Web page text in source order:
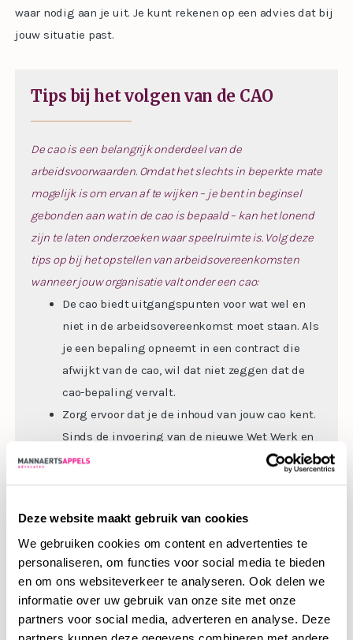
Deze website maakt gebruik van cookies
We gebruiken cookies om content en advertenties te
personaliseren, om functies voor social media te bieden
en om ons websiteverkeer te analyseren. Ook delen we
informatie over uw gebruik van onze site met onze
partners voor social media, adverteren en analyse. Deze
waar nodig aan je uit. Je kunt rekenen op een advies dat bij
jouw situatie past.
Tips bij het volgen van de CAO
De cao is een belangrijk onderdeel van de
arbeidsvoorwaarden. Omdat het slechts in beperkte mate
mogelijk is om ervan af te wijken – je bent in beginsel
gebonden aan wat in de cao is bepaald – kan het lonend
zijn te laten onderzoeken waar speelruimte is. Volg deze
tips op bij het opstellen van arbeidsovereenkomsten
wanneer jouw organisatie valt onder een cao:
De cao biedt uitgangspunten voor wat wel en
niet in de arbeidsovereenkomst moet staan. Als
je een bepaling opneemt in een contract die
afwijkt van de cao, wil dat niet zeggen dat de
cao-bepaling vervalt.
Zorg ervoor dat je de inhoud van jouw cao kent.
Sinds de invoering van de nieuwe Wet Werk en
Zekerheid op 1 januari 2015 zijn cao’s nog
De randen opzoeken mag, maar handel niet in
strijd met verplichte bepalingen of in strijd met
de wet, om problemen te voorkomen.